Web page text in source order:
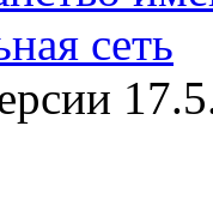
сеть